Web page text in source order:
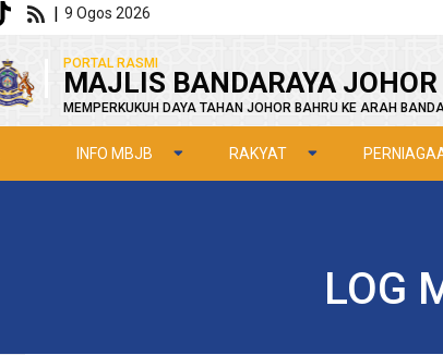
| 9 Ogos 2026
PORTAL RASMI
MAJLIS BANDARAYA
MEMPERKUKUH DAYA TAHAN JOHOR BAHRU KE ARAH
INFO MBJB RAKYAT
LOG